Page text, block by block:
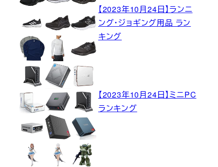
【2023年10月24日】ランニ
ング・ジョギング用品 ラン
キング
【2023年10月24日】ミニPC
ランキング